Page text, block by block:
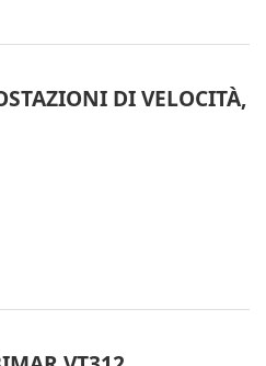
DI VELOCITÀ,